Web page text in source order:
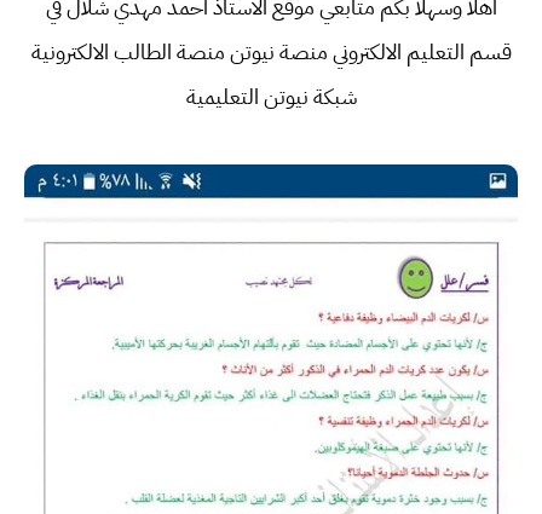
اهلا وسهلا بكم متابعي موقع الاستاذ احمد مهدي شلال في
قسم التعليم الالكتروني منصة نيوتن منصة الطالب الالكترونية
شبكة نيوتن التعليمية